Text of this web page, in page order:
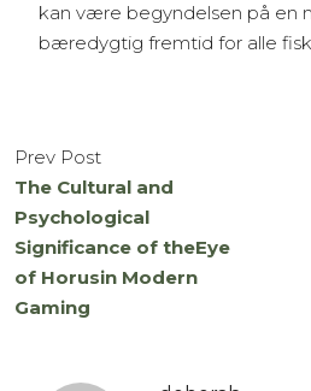
kan være begyndelsen på en
bæredygtig fremtid for alle
Prev Post
The Cultural and
Psychological
Significance of theEye
of Horusin Modern
Gaming